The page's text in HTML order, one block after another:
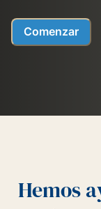
Comenzar
Hemos